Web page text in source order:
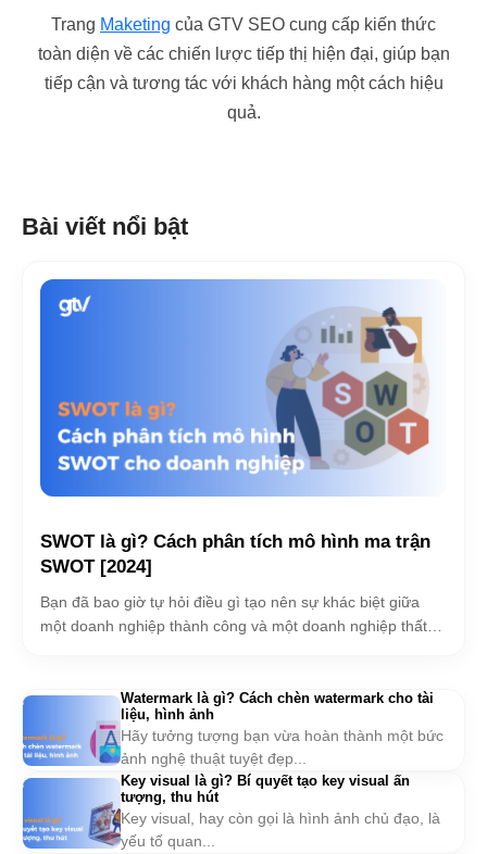
Trang Maketing của GTV SEO cung cấp kiến thức
toàn diện về các chiến lược tiếp thị hiện đại, giúp bạn
tiếp cận và tương tác với khách hàng một cách hiệu
quả.
Bài viết nổi bật
SWOT là gì? Cách phân tích mô hình ma trận
SWOT [2024]
Bạn đã bao giờ tự hỏi điều gì tạo nên sự khác biệt giữa
một doanh nghiệp thành công và một doanh nghiệp thất
Watermark là gì? Cách chèn watermark cho tài
liệu, hình ảnh
Hãy tưởng tượng bạn vừa hoàn thành một bức
ảnh nghệ thuật tuyệt đẹp...
Key visual là gì? Bí quyết tạo key visual ấn
tượng, thu hút
Key visual, hay còn gọi là hình ảnh chủ đạo, là
yếu tố quan...